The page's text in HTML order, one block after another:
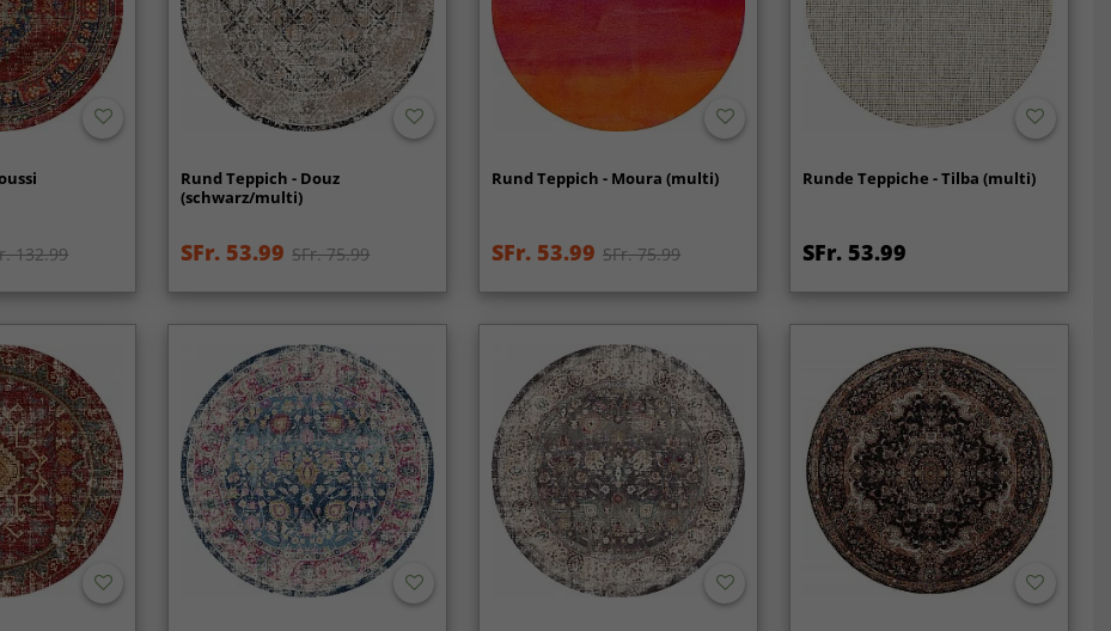
132.99
Rund Teppich - Douz
(schwarz/multi)
SFr. 53.99 SFr. 75.99
Rund Teppich - Moura (multi)
SFr. 53.99 SFr. 75.99
Runde Teppiche - Tilba (multi)
SFr. 53.99